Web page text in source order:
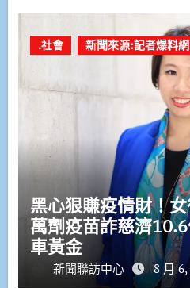
.社會 新聞來源:記者爆料網
黑心狠賺疫情財！
萬劑疫苗詐慈濟
車黃金
新聞聯訪中心 8 月 6,